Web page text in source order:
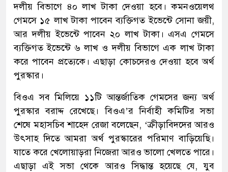
দলীয় বিভাগে ৪০ লাখ টাকা দেওয়া হবে। কমনওয়েলথ
গেমসে ১৫ লাখ টাকা পাবেন ব্যক্তিগত ইভেন্টে সোনা জয়ী,
আর দলীয় ইভেন্টে পাবেন ২০ লাখ টাকা। এসএ গেমসে
ব্যক্তিগত ইভেন্টে ৬ লাখ ও দলীয় বিভাগে এক লাখ টাকা
করে পাবেন প্রত্যেকে। এছাড়া কোচদেরও দেওয়া হবে অর্থ
পুরস্কার।
বিওএ সব মিলিয়ে ১১টি আন্তর্জাতিক গেমসের জন্য অর্থ
পুরস্কার বরাদ্দ রেখেছে। বিওএ’র নির্বাহী কমিটির সভা
শেষে মহাসচিব শাহেদ রেজা বলেছেন, ‘ক্রীড়াবিদদের আরও
উৎসাহ দিতে আমরা অর্থ পুরস্কারের পরিমাণ বাড়িয়েছি।
যাতে করে খেলোয়াড়রা নিজেরা আরও ভালো খেলতে পারে।
এছাড়া এই সভা থেকে আরও সিদ্ধান্ত হয়েছে যে, যুব